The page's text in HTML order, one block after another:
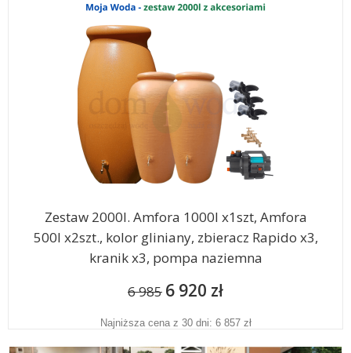
Zestaw 2000l. Amfora 1000l x1szt, Amfora
500l x2szt., kolor gliniany, zbieracz Rapido x3,
kranik x3, pompa naziemna
6 985 6 920 zł
Najniższa cena z 30 dni: 6 857 zł